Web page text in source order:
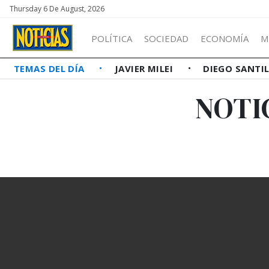
Thursday 6 De August, 2026
POLÍTICA SOCIEDAD ECONOMÍA
TEMAS DEL DÍA JAVIER MILEI DIEGO